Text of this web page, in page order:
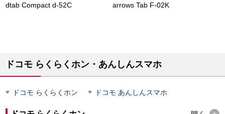
dtab Compact d-52C
arrows Tab F-02K
ドコモ らくらくホン・あんしんスマホ
ドコモ らくらくホン ドコモ あんしんスマホ